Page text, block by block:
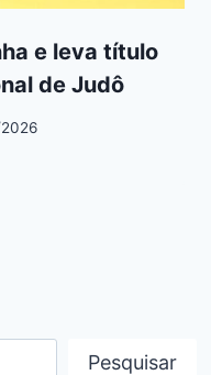
e leva título
de Judô
Pesquisar